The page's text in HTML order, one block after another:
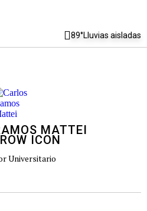
89°Lluvias aisladas
MATTEI
Universitario